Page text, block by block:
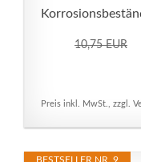
10,75 EUR
Preis inkl. MwSt., zzgl.
BESTSELLER NR. 9